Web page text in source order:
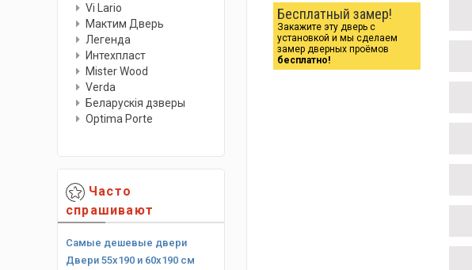
Vi Lario
Мактим Дверь
Легенда
Интехпласт
Мister Wood
Verda
Беларускiя дзверы
Optima Porte
Часто
спрашивают
Самые дешевые двери
Двери 55х190 и 60х190 см
Бесплатный замер!
Закажите эту дверь с
установкой и мы сделаем
замер дверных проёмов
бесплатно!